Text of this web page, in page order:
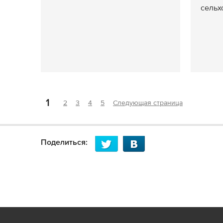
1 2 3 4 5 Следующая страница
Поделиться: